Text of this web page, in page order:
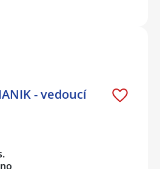
- vedoucí